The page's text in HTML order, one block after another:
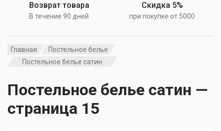
Возврат товара
В течение 90 дней
Скидка 5%
при покупке от 5000
Главная
Постельное белье
Постельное белье сатин
Постельное белье сатин —
cтраница 15